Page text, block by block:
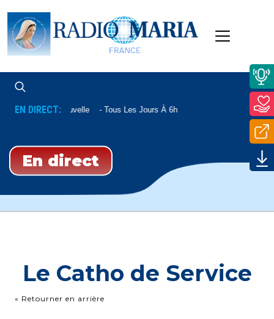
EN DIRECT:Aube Nouvelle Tous Les Jours À 6h
En direct
Le Catho de Service
« Retourner en arrière